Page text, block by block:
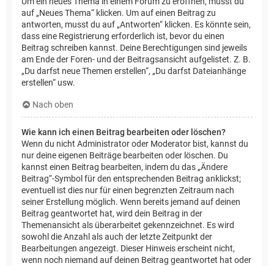
auf „Neues Thema“ klicken. Um auf einen Beitrag zu
antworten, musst du auf „Antworten“ klicken. Es könnte sein,
dass eine Registrierung erforderlich ist, bevor du einen
Beitrag schreiben kannst. Deine Berechtigungen sind jeweils
am Ende der Foren- und der Beitragsansicht aufgelistet. Z. B.
„Du darfst neue Themen erstellen“, „Du darfst Dateianhänge
erstellen“ usw.
Nach oben
Wie kann ich einen Beitrag bearbeiten oder löschen?
Wenn du nicht Administrator oder Moderator bist, kannst du
nur deine eigenen Beiträge bearbeiten oder löschen. Du
kannst einen Beitrag bearbeiten, indem du das „Ändere
Beitrag“-Symbol für den entsprechenden Beitrag anklickst;
eventuell ist dies nur für einen begrenzten Zeitraum nach
seiner Erstellung möglich. Wenn bereits jemand auf deinen
Beitrag geantwortet hat, wird dein Beitrag in der
Themenansicht als überarbeitet gekennzeichnet. Es wird
sowohl die Anzahl als auch der letzte Zeitpunkt der
Bearbeitungen angezeigt. Dieser Hinweis erscheint nicht,
wenn noch niemand auf deinen Beitrag geantwortet hat oder